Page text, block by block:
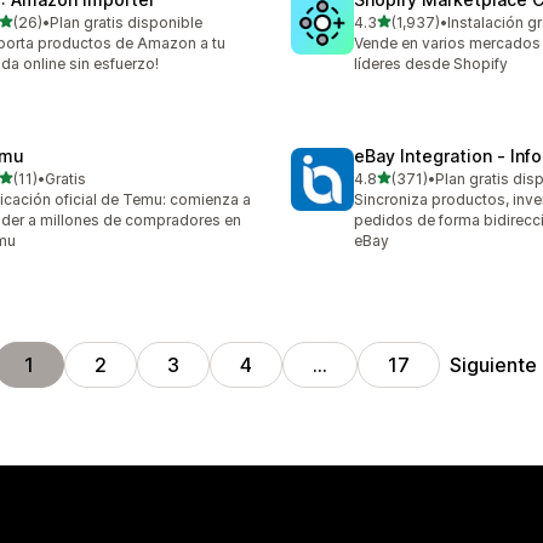
5 estrellas
(26) en total
•Plan gratis disponible
productos de Amazon a tu
online sin esfuerzo!
4.3de 5 estrellas
(1,937)
1937 reseñas en total
•Instalación
Vende en varios
líderes desde Shopify
5 estrellas
(11) en total
•Gratis
oficial de Temu: comienza a
a millones de compradores en
eBay Integration ‑
4.8de 5 estrellas
(371)
371 reseñas en total
•Plan gratis
Sincroniza productos,
pedidos de forma
eBay
1 2 3 4 … 17 Siguiente